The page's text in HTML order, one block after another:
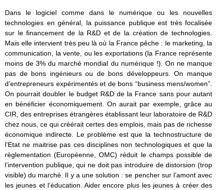
Dans le logiciel comme dans le numérique ou les nouvelles
technologies en général, la puissance publique est très focalisée
sur le financement de la R&D et de la création de technologies.
Mais elle intervient très peu là où la France pêche : le marketing, la
communication, la vente, ou les exportations (la France représente
moins de 3% du marché mondial du numérique !). On ne manque
pas de bons ingénieurs ou de bons développeurs. On manque
d’entrepreneurs expérimentés et de bons “business mens/women”.
On pourrait doubler le budget R&D de la France sans pour autant
en bénéficier économiquement. On aurait par exemple, grâce au
CIR, des entreprises étrangères établissant leur laboratoire de R&D
chez nous, ce qui créérait certes des emplois, mais pas de richesse
économique indirecte. Le problème est que la technostructure de
l’Etat ne maitrise pas ces disciplines non technologiques et que la
règlementation (Européenne, OMC) réduit le champs possible de
l’intervention publique, qui ne doit pas introduire de distorsion (trop
visible) du marché. Il y a une solution : se pencher sur l’amont avec
les jeunes et l’éducation. Aider encore plus les jeunes à créer des